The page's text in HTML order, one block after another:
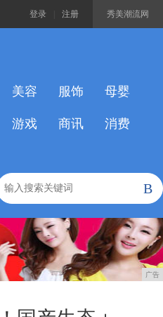
秀美潮流网
登录 注册
美容 服饰 母婴
游戏 商讯 消费
B
广告